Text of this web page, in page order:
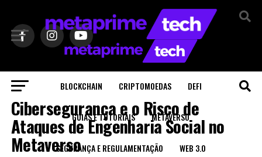
BLOCKCHAIN CRIPTOMOEDAS DEFI
GUIAS E TUTORIAIS METAVERSO
SEGURANÇA E REGULAMENTAÇÃO WEB 3.0
METAVERSO
Cibersegurança e o Risco de
Ataques de Engenharia Social no
Metaverso